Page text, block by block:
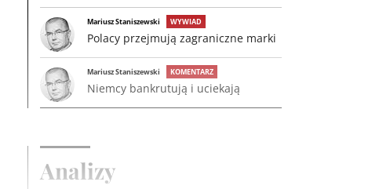
Mariusz Staniszewski WYWIAD
Polacy przejmują zagraniczne marki
Mariusz Staniszewski KOMENTARZ
Niemcy bankrutują i uciekają
Analizy